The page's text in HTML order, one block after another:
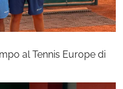
al Tennis Europe di